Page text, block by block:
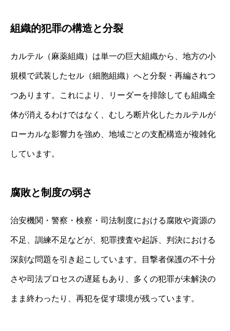
組織的犯罪の構造と分裂
カルテル（麻薬組織）は単一の巨大組織から、地方の小
規模で武装したセル（細胞組織）へと分裂・再編されつ
つあります。これにより、リーダーを排除しても組織全
体が消えるわけではなく、むしろ断片化したカルテルが
ローカルな影響力を強め、地域ごとの支配構造が複雑化
しています。
腐敗と制度の弱さ
治安機関・警察・検察・司法制度における腐敗や資源の
不足、訓練不足などが、犯罪捜査や起訴、判決における
深刻な問題を引き起こしています。目撃者保護の不十分
さや司法プロセスの遅延もあり、多くの犯罪が未解決の
まま終わったり、再犯を促す環境が残っています。